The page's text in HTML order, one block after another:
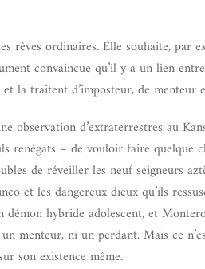
rêves ordinaires. Elle souhaite, par
convaincue qu’il y a un lien
la traitent d’imposteur, de menteur
observation d’extraterrestres au
renégats – de vouloir faire quelque
de réveiller les neuf seigneurs
et les dangereux dieux qu’ils
hybride adolescent, et
menteur, ni un perdant. Mais ce
son existence même.